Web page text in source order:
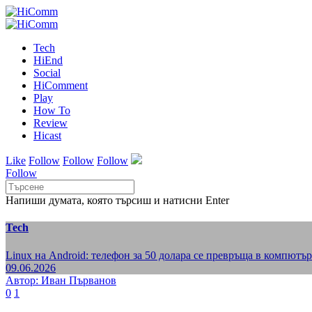
Tech
HiEnd
Social
HiComment
Play
How To
Review
Hicast
Like Follow Follow Follow
Follow
Напиши думата, която търсиш и натисни Enter
Tech
Linux на Android: телефон за 50 долара се превръща в
09.06.2026
Автор: Иван Първанов
0 1